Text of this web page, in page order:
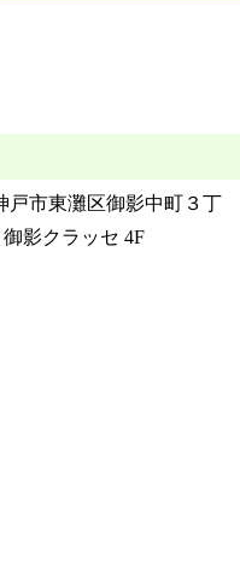
戸市東灘区御影中町３丁
御影クラッセ 4F